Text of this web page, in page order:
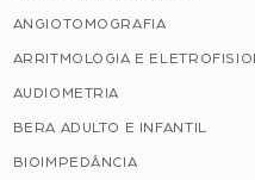
ANGIOTOMOGRAFIA
ARRITMOLOGIA E
AUDIOMETRIA
BERA ADULTO E INFANTIL
BIOIMPEDÂNCIA